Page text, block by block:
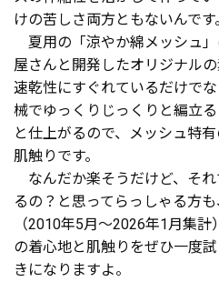
Y.H さん（66才）
暑い夏も、ベタつかず着心地
ン撮影時に金具がないので
かりました。
M.N さん（65才）
家にいる時も、買い物に出
きる。今までは外出の時はブ
が上にずり上がらないところ
けの苦しさ両方ともないんです。
夏用の「涼やか綿メッシュ
屋さんと開発したオリジナル
速乾性にすぐれているだけで
械でゆっくりじっくりと編立
と仕上がるので、メッシュ特
肌触りです。
なんだか楽そうだけど、そ
るの？と思ってらっしゃる方
（2010年5月～2026年1月集
の着心地と肌触りをぜひ一度
きになりますよ。